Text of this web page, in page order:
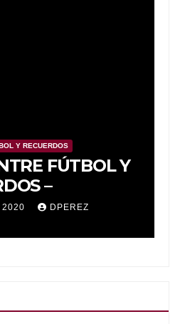
FÚTBOL Y
–
DPEREZ